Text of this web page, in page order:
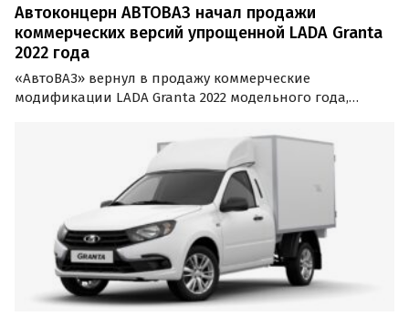
Автоконцерн АВТОВАЗ начал продажи
коммерческих версий упрощенной LADA Granta
2022 года
«АвтоВАЗ» вернул в продажу коммерческие
модификации LADA Granta 2022 модельного года,
ВИС-АВТО». Об этом в среду, 17 августа, сообщают
«Автоновости дня» со ссылкой на пресс-службу